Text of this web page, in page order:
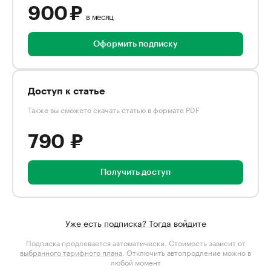
900 ₽ в месяц
Оформить подписку
Доступ к статье
Также вы сможете скачать статью в формате PDF
790 ₽
Получить доступ
Уже есть подписка? Тогда войдите
Подписка продлевается автоматически. Стоимость зависит от
выбранного тарифного плана . Отключить автопродление можно в
любой момент